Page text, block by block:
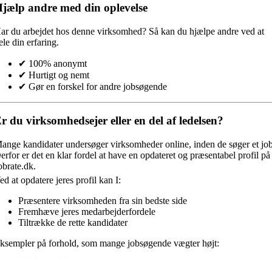
andre med din oplevelse
du arbejdet hos denne virksomhed? Så kan du hjælpe andre ved at
din erfaring.
✔ 100% anonymt
✔ Hurtigt og nemt
✔ Gør en forskel for andre jobsøgende
du virksomhedsejer eller en del af ledelsen?
kandidater undersøger virksomheder online, inden de søger et
er det en klar fordel at have en opdateret og præsentabel profil på
at opdatere jeres profil kan I:
Præsentere virksomheden fra sin bedste side
Fremhæve jeres medarbejderfordele
Tiltrække de rette kandidater
på forhold, som mange jobsøgende vægter højt: